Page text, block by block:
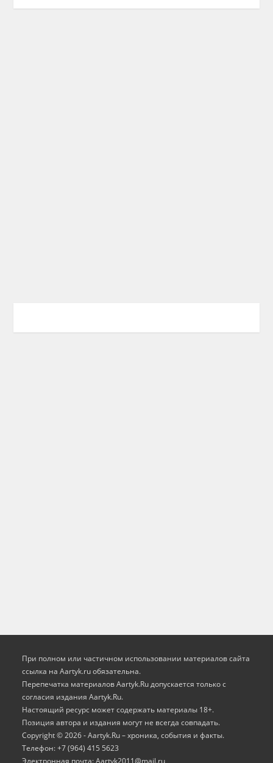
При полном или частичном использовании материалов сайта
ссылка на Aartyk.ru oбязательна.
Перепечатка материалов Aartyk.Ru допускается только с
согласия издания Aartyk.Ru.
Настоящий ресурс может содержать материалы 18+.
Позиция автора и издания могут не всегда совпадать.
Copyright © 2026 - Aartyk.Ru – хроника, события и факты.
Телефон: +7 (964) 415 5623
Электронная почта: Aartyk2011@mail.ru